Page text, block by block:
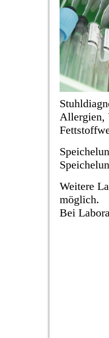
Allergien,
Weitere
möglich.
Bei